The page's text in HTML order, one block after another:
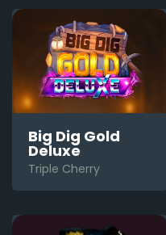
Big Dig Gold
Deluxe
Triple Cherry